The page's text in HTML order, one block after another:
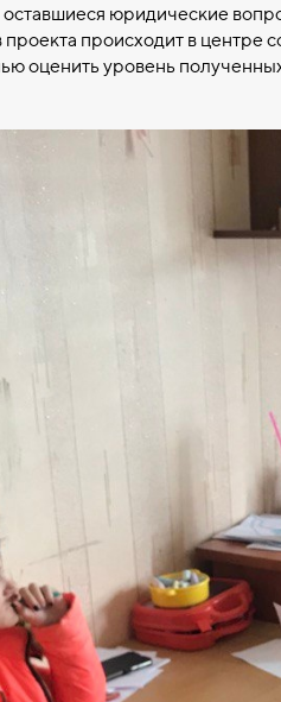
юридические
происходит в центре
оценить уровень